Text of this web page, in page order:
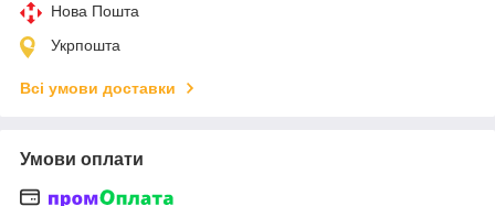
Нова Пошта
Укрпошта
Всі умови доставки
Умови оплати